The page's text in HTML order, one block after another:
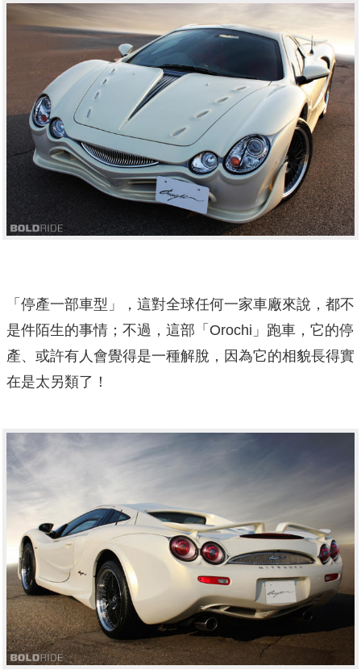
「停產一部車型」，這對全球任何一家車廠來說，都不
是件陌生的事情；不過，這部「Orochi」跑車，它的停
產、或許有人會覺得是一種解脫，因為它的相貌長得實
在是太另類了！